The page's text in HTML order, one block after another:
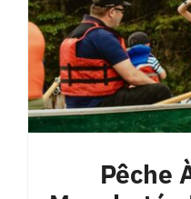
Pêche